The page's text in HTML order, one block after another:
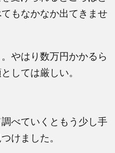
もなかなか出てきませ
やはり数万円かかるら
しては厳しい。
べていくともう少し手
けました。